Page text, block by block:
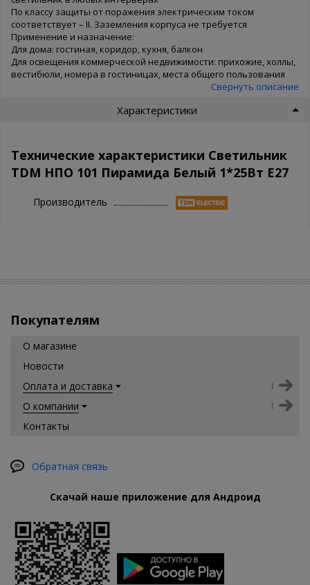
По классу защиты от поражения электрическим током
соответствует – II. Заземления корпуса не требуется
Применение и назначение:
Для дома: гостиная, коридор, кухня, балкон
Для освещения коммерческой недвижимости: прихожие, холлы,
вестибюли, номера в гостиницах, места общего пользования
Свернуть описание
Характеристики
Технические характеристики Светильник
TDM НПО 101 Пирамида Белый 1*25Вт E27
Производитель
Покупателям
О магазине
Новости
Оплата и доставка
О компании
Контакты
Обратная связь
Скачай наше приложение для Андроид